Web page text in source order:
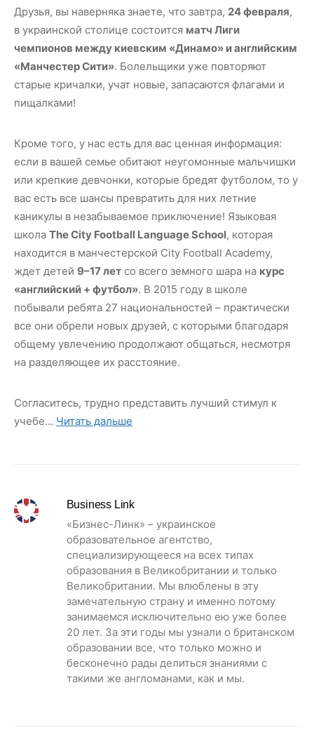
Друзья, вы наверняка знаете, что завтра, 24 февраля,
в украинской столице состоится матч Лиги
чемпионов между киевским «Динамо» и английским
«Манчестер Сити». Болельщики уже повторяют
старые кричалки, учат новые, запасаются флагами и
пищалками!
Кроме того, у нас есть для вас ценная информация:
если в вашей семье обитают неугомонные мальчишки
или крепкие девчонки, которые бредят футболом, то у
вас есть все шансы превратить для них летние
каникулы в незабываемое приключение! Языковая
школа The City Football Language School, которая
находится в манчестерской City Football Academy,
ждет детей 9–17 лет со всего земного шара на курс
«английский + футбол». В 2015 году в школе
побывали ребята 27 национальностей – практически
все они обрели новых друзей, с которыми благодаря
общему увлечению продолжают общаться, несмотря
на разделяющее их расстояние.
Согласитесь, трудно представить лучший стимул к
учебе… Читать дальше
Business Link
«Бизнес-Линк» – украинское
образовательное агентство,
специализирующееся на всех типах
образования в Великобритании и только
Великобритании. Мы влюблены в эту
замечательную страну и именно потому
занимаемся исключительно ею уже более
20 лет. За эти годы мы узнали о британском
образовании все, что только можно и
бесконечно рады делиться знаниями с
такими же англоманами, как и мы.